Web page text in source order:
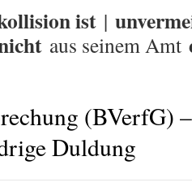
ist |
aus seinem Amt
(BVerfG)
Duldung